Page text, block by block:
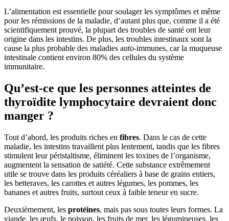
L’alimentation est essentielle pour soulager les symptômes et même
pour les rémissions de la maladie, d’autant plus que, comme il a été
scientifiquement prouvé, la plupart des troubles de santé ont leur
origine dans les intestins. De plus, les troubles intestinaux sont la
cause la plus probable des maladies auto-immunes, car la muqueuse
intestinale contient environ 80% des cellules du système
immunitaire.
Qu’est-ce que les personnes atteintes de
thyroïdite lymphocytaire devraient donc
manger ?
Tout d’abord, les produits riches en fibres. Dans le cas de cette
maladie, les intestins travaillent plus lentement, tandis que les fibres
stimulent leur péristaltisme, éliminent les toxines de l’organisme,
augmentent la sensation de satiété. Cette substance extrêmement
utile se trouve dans les produits céréaliers à base de grains entiers,
les betteraves, les carottes et autres légumes, les pommes, les
bananes et autres fruits, surtout ceux à faible teneur en sucre.
Deuxièmement, les protéines, mais pas sous toutes leurs formes. La
viande, les œufs, le poisson, les fruits de mer, les légumineuses, les